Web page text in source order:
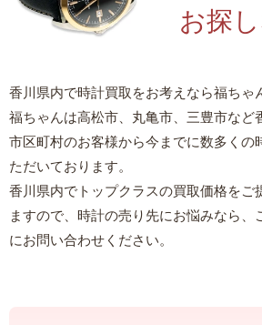
お探
香川県内で時計買取をお考えなら福ちゃ
福ちゃんは高松市、丸亀市、三豊市など
市区町村のお客様から今までに数多くの
ただいております。
香川県内でトップクラスの買取価格をご
ますので、時計の売り先にお悩みなら、
にお問い合わせください。